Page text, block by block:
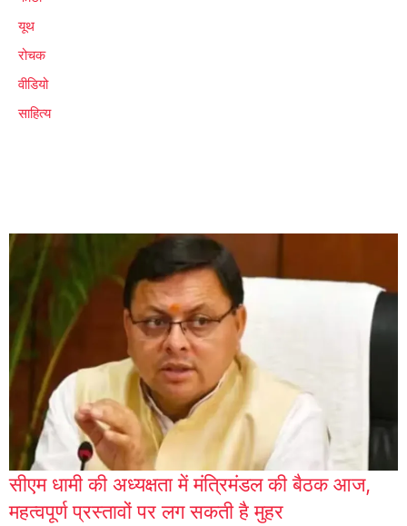
यूथ
रोचक
वीडियो
साहित्य
सीएम धामी की अध्यक्षता में मंत्रिमंडल की बैठक आज,
महत्वपूर्ण प्रस्तावों पर लग सकती है मुहर